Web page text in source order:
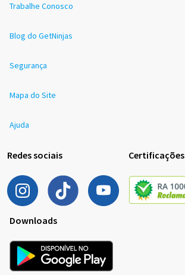
Trabalhe Conosco
Blog do GetNinjas
Segurança
Mapa do Site
Ajuda
Redes sociais Certificações
Downloads